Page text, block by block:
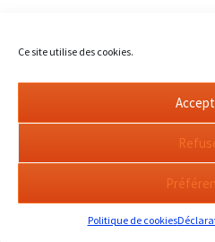
Ce site utilise des cookies.
Politique de cookies